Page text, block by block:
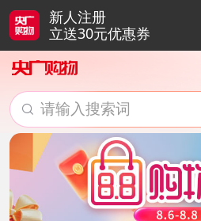
新人注册
立送30元优惠券
 请输入搜索词